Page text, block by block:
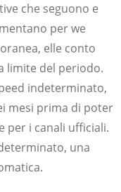
che seguono e
per we
elle conto
limite del periodo.
indeterminato,
mesi prima di poter
per i canali ufficiali.
una